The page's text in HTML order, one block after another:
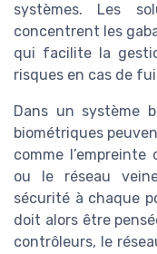
systèmes. Les
concentrent les
qui facilite la
risques en cas de
Dans un système
biométriques
comme
ou le réseau
sécurité à chaque
doit alors être
contrôleurs, le